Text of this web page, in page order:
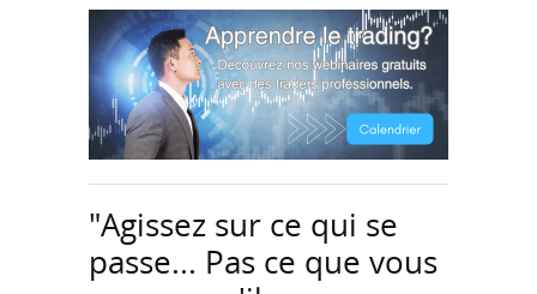
"Agissez sur ce qui se
passe... Pas ce que vous